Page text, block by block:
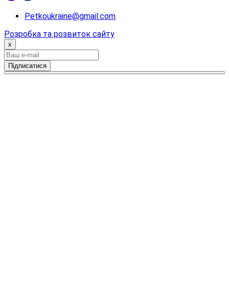
Petkoukraine@gmail.com
Розробка та розвиток сайту
x